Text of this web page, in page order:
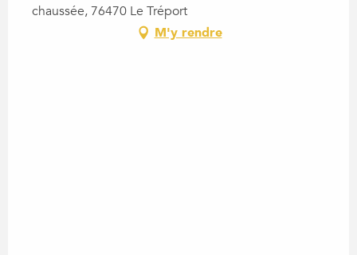
chaussée, 76470 Le Tréport
M'y rendre